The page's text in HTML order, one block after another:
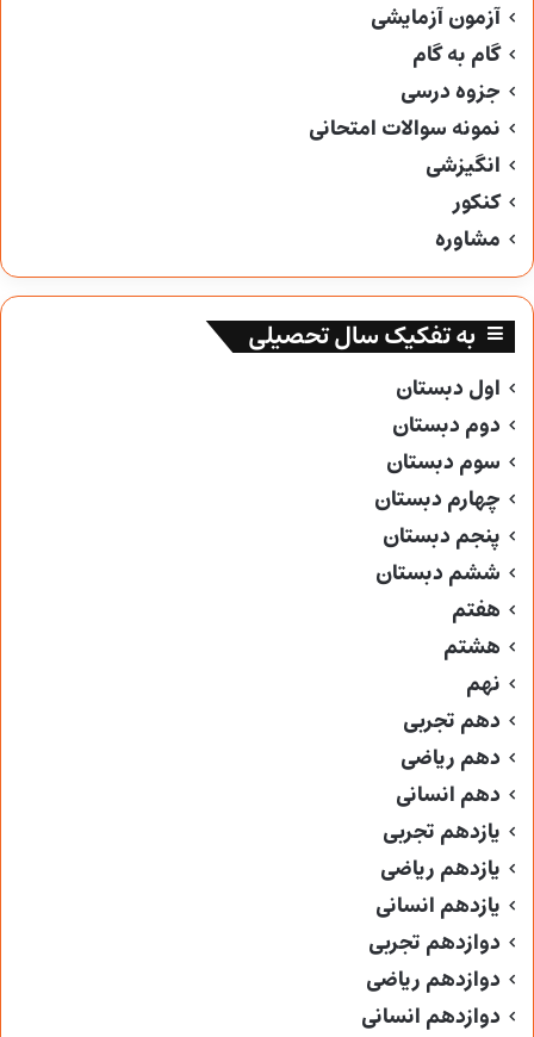
آزمون آزمایشی
گام به گام
جزوه درسی
نمونه سوالات امتحانی
انگیزشی
کنکور
مشاوره
به تفکیک سال تحصیلی
اول دبستان
دوم دبستان
سوم دبستان
چهارم دبستان
پنجم دبستان
ششم دبستان
هفتم
هشتم
نهم
دهم تجربی
دهم ریاضی
دهم انسانی
یازدهم تجربی
یازدهم ریاضی
یازدهم انسانی
دوازدهم تجربی
دوازدهم ریاضی
دوازدهم انسانی